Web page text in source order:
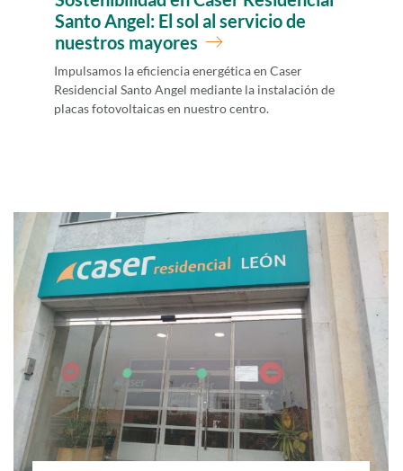
Santo Angel: El sol al servicio de
nuestros mayores
Impulsamos la eficiencia energética en Caser
Residencial Santo Angel mediante la instalación de
placas fotovoltaicas en nuestro centro.